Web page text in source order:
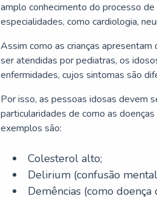
amplo conhecimento do processo
especialidades, como cardiologia,
Assim como as crianças
ser atendidas por pediatras, os
enfermidades, cujos sintomas são
Por isso, as pessoas idosas devem
particularidades de como as
exemplos são:
Colesterol alto;
Delirium (confusão
Demências (como